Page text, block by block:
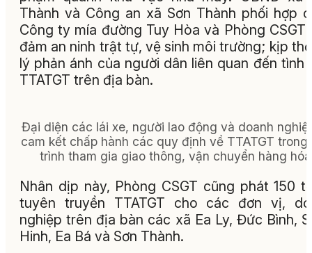
Thành và Công an xã Sơn Thành phối hợp
Công ty mía đường Tuy Hòa và Phòng CSGT
đảm an ninh trật tự, vệ sinh môi trường; kịp
lý phản ánh của người dân liên quan đến tình
TTATGT trên địa bàn.
Đại diện các lái xe, người lao động và doanh
cam kết chấp hành các quy định về TTATGT trong
trình tham gia giao thông, vận chuyển hàng
Nhân dịp này, Phòng CSGT cũng phát 150
tuyên truyền TTATGT cho các đơn vị,
nghiệp trên địa bàn các xã Ea Ly, Đức Bình,
Hinh, Ea Bá và Sơn Thành.